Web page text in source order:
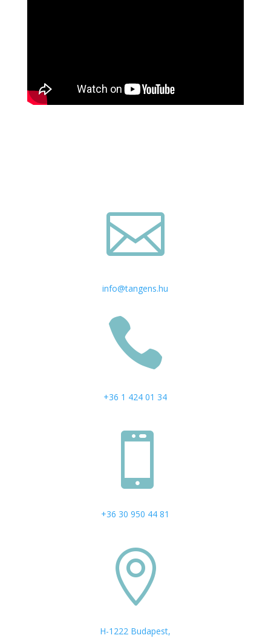

info@tangens.hu

+36 1 424 01 34

+36 30 950 44 81

H-1222 Budapest,